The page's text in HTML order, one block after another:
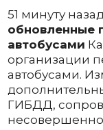
51 минуту назад
обновленные
автобусами
организации
автобусами.
ГИБДД,